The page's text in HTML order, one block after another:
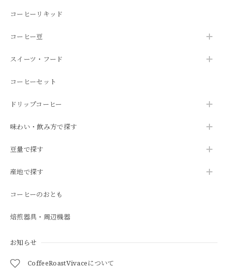
コーヒーリキッド
コーヒー豆
スイーツ・フード
コーヒーセット
ドリップコーヒー
味わい・飲み方で探す
豆量で探す
産地で探す
コーヒーのおとも
焙煎器具・周辺機器
お知らせ
CoffeeRoastVivaceについて